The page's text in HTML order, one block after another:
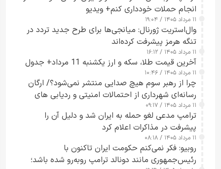
انجام حملات خودداری کنم+ ویدیو
۱۱ مرداد ۱۴۰۵ / ۱۹:۰۴
وال‌استریت ژورنال: میانجی‌ها برای طرح جدید تردد در
تنگه هرمز پیشرفت کرده‌اند
۱۱ مرداد ۱۴۰۵ / ۱۶:۱۲
آخرین قیمت طلا، سکه و ارز یکشنبه 11 مرداد+ جدول
۱۱ مرداد ۱۴۰۵ / ۱۰:۴۶
چرا از رهبر سوم هیچ صدایی منتشر نمی‌شود؟/ ارگان
رسانه‌ای شهرداری از احتمالات امنیتی و ردیابی های
جاسوسی گفت
۱۱ مرداد ۱۴۰۵ / ۰۹:۱۷
ترامپ مدعی لغو حمله به ایران شد و دلیل آن را
پیشرفت در مذاکرات اعلام کرد
۱۱ مرداد ۱۴۰۵ / ۰۸:۱۸
روبیو: فکر نمی‌کنم حکومت ایران تاکنون با
رئیس‌جمهوری مانند دونالد ترامپ روبه‌رو شده باشد؛